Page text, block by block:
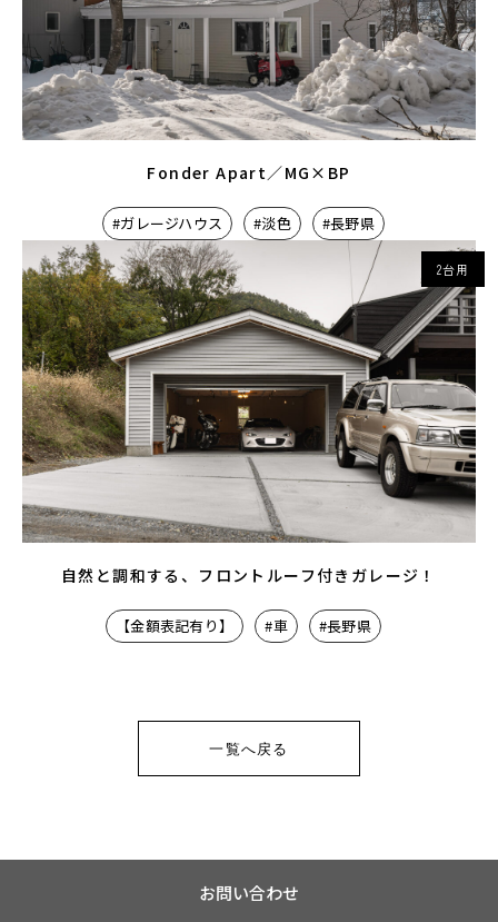
Fonder Apart／MG×BP
#ガレージハウス #淡色 #長野県
2台用
自然と調和する、フロントルーフ付きガレージ！
【金額表記有り】 #車 #長野県
一覧へ戻る
お問い合わせ